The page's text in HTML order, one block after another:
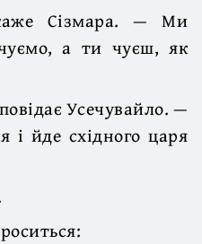
Сізмара. — Ми
а ти чуєш, як
Усечувайло. —
і йде східного царя